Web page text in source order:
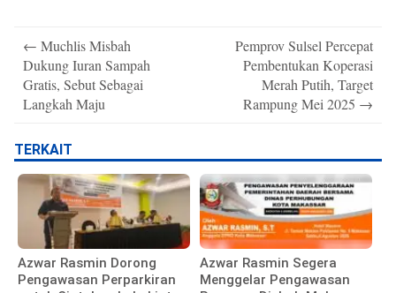
navigation
← Muchlis Misbah
Dukung Iuran Sampah
Gratis, Sebut Sebagai
Langkah Maju
Pemprov Sulsel Percepat
Pembentukan Koperasi
Merah Putih, Target
Rampung Mei 2025 →
TERKAIT
Azwar Rasmin Dorong
Pengawasan Perparkiran
Azwar Rasmin Segera
Menggelar Pengawasan